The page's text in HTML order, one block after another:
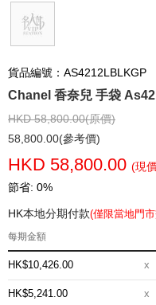
貨品編號：AS4212LBLKGP
Chanel 香奈兒 手袋
HKD 58,800.00(原價)
58,800.00(參考價)
HKD 58,800.00 (現
節省: 0%
HK本地分期付款(僅限當地門
每期金額
HK$10,426.00 x
HK$5,241.00 x